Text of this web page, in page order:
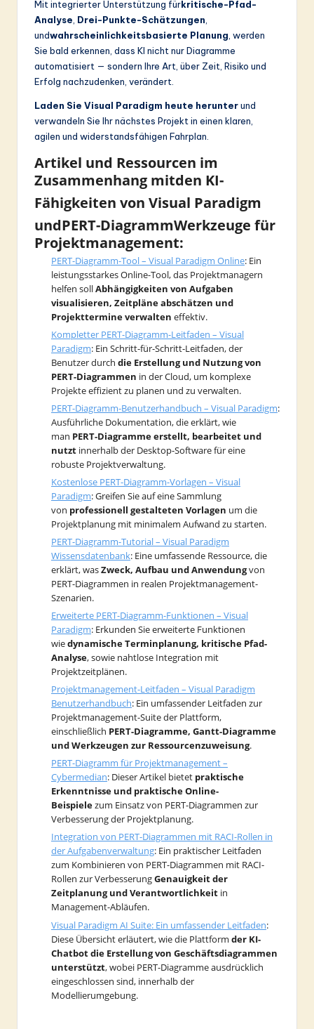
Mit integrierter Unterstützung fürkritische-Pfad-
Analyse Drei-Punkte-Schätzungen
undwahrscheinlichkeitsbasierte Planung , werden
Sie bald erkennen, dass KI nicht nur Diagramme
automatisiert — sondern Ihre Art, über Zeit, Risiko und
Erfolg nachzudenken, verändert.
Laden Sie Visual Paradigm heute herunterund
verwandeln Sie Ihr nächstes Projekt in einen klaren,
agilen und widerstandsfähigen Fahrplan.
Artikel und Ressourcen im
Zusammenhang mitden KI-
Fähigkeiten von Visual Paradigm
undPERT-DiagrammWerkzeuge für
Projektmanagement:
PERT-Diagramm-Tool – Visual Paradigm Online: Ein
leistungsstarkes Online-Tool, das Projektmanagern
helfen sollAbhängigkeiten von Aufgaben
visualisieren, Zeitpläne abschätzen und
Projekttermine verwalten effektiv.
Kompletter PERT-Diagramm-Leitfaden – Visual
Paradigm: Ein Schritt-für-Schritt-Leitfaden, der
Benutzer durch die Erstellung und Nutzung von
PERT-Diagrammen in der Cloud, um komplexe
Projekte effizient zu planen und zu verwalten.
PERT-Diagramm-Benutzerhandbuch – Visual Paradigm:
Ausführliche Dokumentation, die erklärt, wie
man PERT-Diagramme erstellt, bearbeitet und
nutzt innerhalb der Desktop-Software für eine
robuste Projektverwaltung.
Kostenlose PERT-Diagramm-Vorlagen – Visual
Paradigm: Greifen Sie auf eine Sammlung
von professionell gestalteten Vorlagen um die
Projektplanung mit minimalem Aufwand zu starten.
PERT-Diagramm-Tutorial – Visual Paradigm
Wissensdatenbank: Eine umfassende Ressource, die
erklärt, wasZweck, Aufbau und Anwendungvon
PERT-Diagrammen in realen Projektmanagement-
Szenarien.
Erweiterte PERT-Diagramm-Funktionen – Visual
Paradigm: Erkunden Sie erweiterte Funktionen
wiedynamische Terminplanung, kritische Pfad-
Analyse, sowie nahtlose Integration mit
Projektzeitplänen.
Projektmanagement-Leitfaden – Visual Paradigm
Benutzerhandbuch: Ein umfassender Leitfaden zur
Projektmanagement-Suite der Plattform,
einschließlich PERT-Diagramme, Gantt-Diagramme
und Werkzeugen zur Ressourcenzuweisung.
PERT-Diagramm für Projektmanagement –
Cybermedian: Dieser Artikel bietet praktische
Erkenntnisse und praktische Online-
Beispielezum Einsatz von PERT-Diagrammen zur
Verbesserung der Projektplanung.
Integration von PERT-Diagrammen mit RACI-Rollen in
der Aufgabenverwaltung: Ein praktischer Leitfaden
zum Kombinieren von PERT-Diagrammen mit RACI-
Rollen zur VerbesserungGenauigkeit der
Zeitplanung und Verantwortlichkeit in
Management-Abläufen.
Visual Paradigm AI Suite: Ein umfassender Leitfaden:
Diese Übersicht erläutert, wie die Plattform der KI-
Chatbot die Erstellung von Geschäftsdiagrammen
unterstützt, wobei PERT-Diagramme ausdrücklich
eingeschlossen sind, innerhalb der
Modellierumgebung.